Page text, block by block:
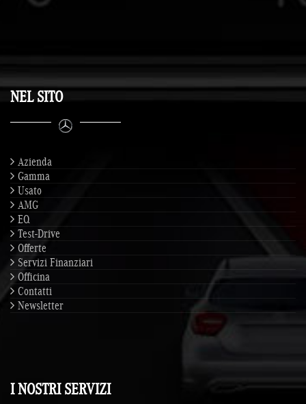
NEL SITO
Azienda
Gamma
Usato
AMG
EQ
Test-Drive
Offerte
Servizi Finanziari
Officina
Contatti
Newsletter
I NOSTRI SERVIZI